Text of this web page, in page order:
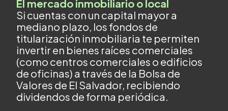
El mercado inmobiliario o local
Si cuentas con un capital mayor a
mediano plazo, los fondos de
titularización inmobiliaria te permiten
invertir en bienes raíces comerciales
(como centros comerciales o edificios
de oficinas) a través de la Bolsa de
Valores de El Salvador, recibiendo
dividendos de forma periódica.